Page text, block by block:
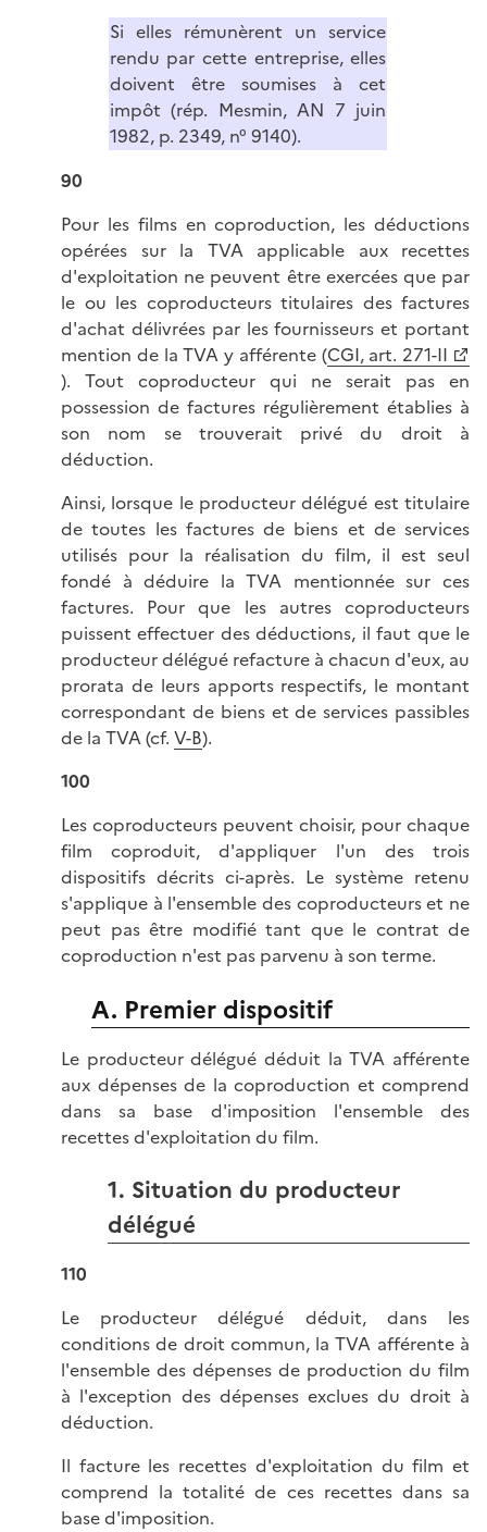
Si elles rémunèrent un service
rendu par cette entreprise, elles
doivent être soumises à cet
impôt (rép. Mesmin, AN 7 juin
1982, p. 2349, n° 9140).
90
Pour les films en coproduction, les déductions
opérées sur la TVA applicable aux recettes
d'exploitation ne peuvent être exercées que par
le ou les coproducteurs titulaires des factures
d'achat délivrées par les fournisseurs et portant
mention de la TVA y afférente (CGI, art. 271-II
). Tout coproducteur qui ne serait pas en
possession de factures régulièrement établies à
son nom se trouverait privé du droit à
déduction.
Ainsi, lorsque le producteur délégué est titulaire
de toutes les factures de biens et de services
utilisés pour la réalisation du film, il est seul
fondé à déduire la TVA mentionnée sur ces
factures. Pour que les autres coproducteurs
puissent effectuer des déductions, il faut que le
producteur délégué refacture à chacun d'eux, au
prorata de leurs apports respectifs, le montant
correspondant de biens et de services passibles
de la TVA (cf. V-B).
100
Les coproducteurs peuvent choisir, pour chaque
film coproduit, d'appliquer l'un des trois
dispositifs décrits ci-après. Le système retenu
s'applique à l'ensemble des coproducteurs et ne
peut pas être modifié tant que le contrat de
coproduction n'est pas parvenu à son terme.
A. Premier dispositif
Le producteur délégué déduit la TVA afférente
aux dépenses de la coproduction et comprend
dans sa base d'imposition l'ensemble des
recettes d'exploitation du film.
1. Situation du producteur
délégué
110
Le producteur délégué déduit, dans les
conditions de droit commun, la TVA afférente à
l'ensemble des dépenses de production du film
à l'exception des dépenses exclues du droit à
déduction.
Il facture les recettes d'exploitation du film et
comprend la totalité de ces recettes dans sa
base d'imposition.